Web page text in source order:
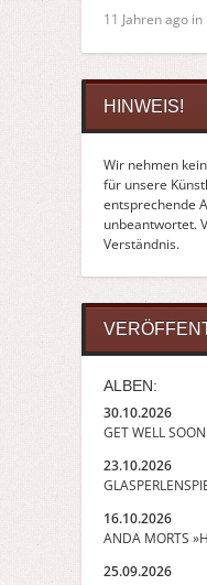
11 Jahren ago in
HINWEIS!
Wir nehmen
für unsere
entsprechende
unbeantwortet.
Verständnis.
ALBEN:
30.10.2026
GET WELL
23.10.2026
16.10.2026
ANDA MORTS
25.09.2026